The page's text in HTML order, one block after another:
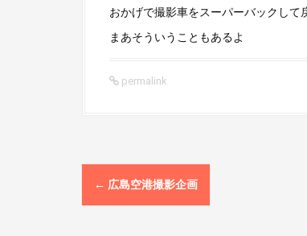
おかげで撮影車をスーパーバックして
まあそういうこともあるよ
permalink
P
o
← 広島空港撮影企画